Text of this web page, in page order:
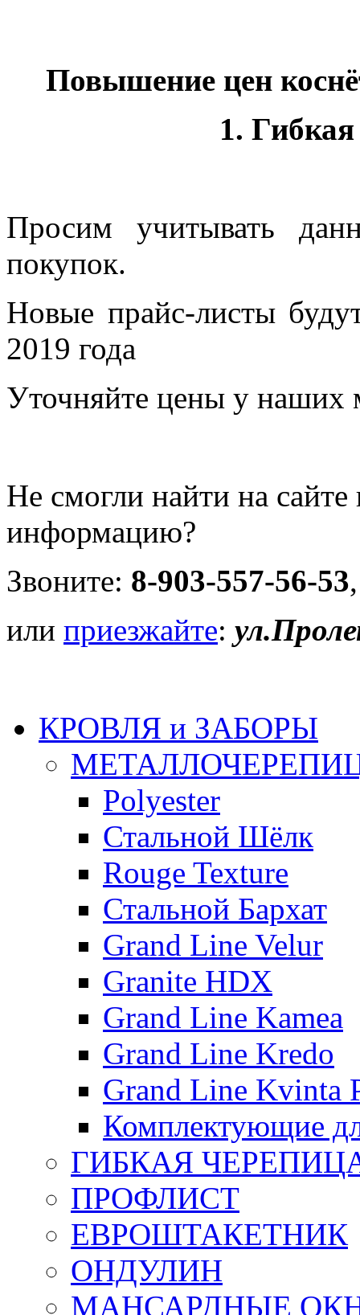
Повышение цен
1.
Просим учитывать
покупок.
Новые прайс-листы
2019 года
Уточняйте цены у наших
Не смогли найти на
информацию?
Звоните: 8-903-557-56-53
или приезжайте:
КРОВЛЯ и ЗАБОРЫ
Polyester
Стальной Шёлк
Rouge Texture
Стальной Бархат
Grand Line Velur
Granite HDX
Grand Line Kamea
Grand Line Kredo
Grand Line Kvinta
Комплектующие
ГИБКАЯ
ПРОФЛИСТ
ЕВРОШТАКЕТНИК
ОНДУЛИН
МАНСАРДНЫЕ